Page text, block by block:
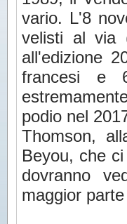
vario. L'8
velisti al via
all'edizione
francesi e
podio nel
Thomson,
Beyou, che
dovranno
maggior